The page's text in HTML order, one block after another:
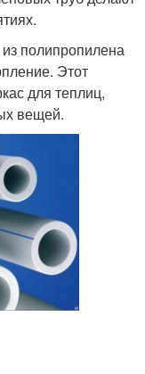
полипропилена
Этот
для теплиц,
вещей.